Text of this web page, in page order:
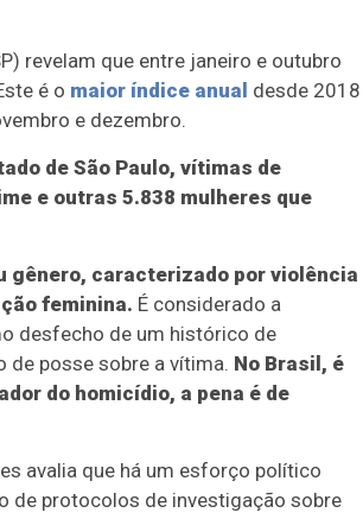
revelam que entre janeiro e outubro
é o maior índice anual desde 2018
e dezembro.
de São Paulo, vítimas de
e outras 5.838 mulheres que
gênero, caracterizado por violência
feminina. É considerado a
desfecho de um histórico de
posse sobre a vítima. No Brasil, é
do homicídio, a pena é de
avalia que há um esforço político
de protocolos de investigação sobre